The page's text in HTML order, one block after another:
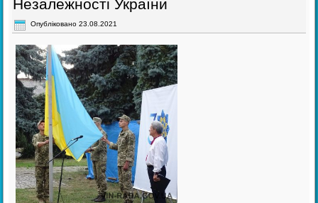
Незалежності України
Опубліковано 23.08.2021